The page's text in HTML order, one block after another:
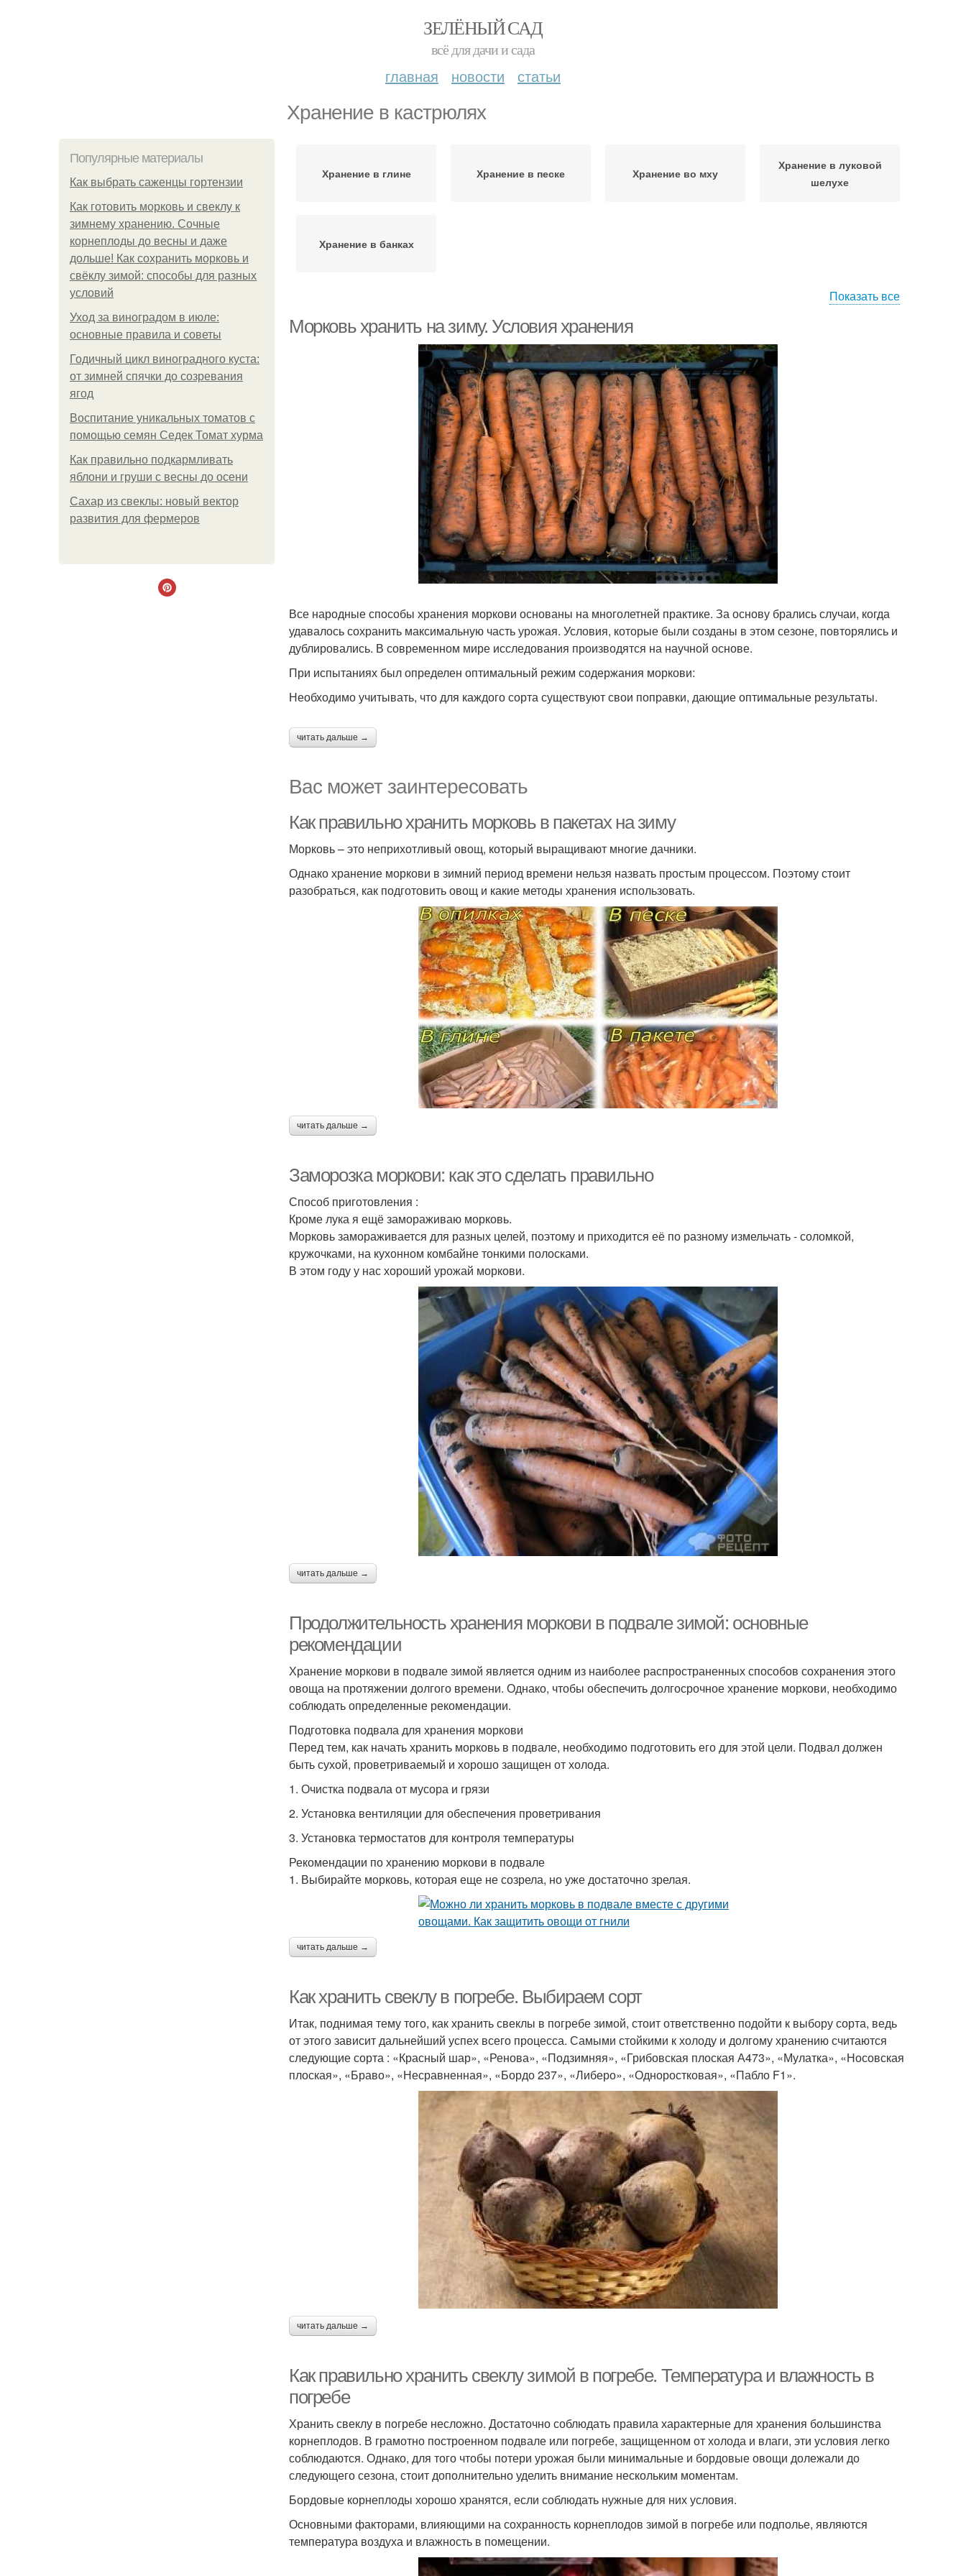
ЗЕЛЁНЫЙ САД
всё для дачи и сада
главная новости статьи
Хранение в кастрюлях
Популярные материалы
Как выбрать саженцы гортензии
Как готовить морковь и свеклу к
зимнему хранению. Сочные
корнеплоды до весны и даже
дольше! Как сохранить морковь и
свёклу зимой: способы для разных
условий
Уход за виноградом в июле:
основные правила и советы
Годичный цикл виноградного куста:
от зимней спячки до созревания
ягод
Воспитание уникальных томатов с
помощью семян Седек Томат хурма
Как правильно подкармливать
яблони и груши с весны до осени
Сахар из свеклы: новый вектор
развития для фермеров
Хранение в глине Хранение в песке Хранение во мху
Хранение в луковой
шелухе
Хранение в банках
Показать все
Морковь хранить на зиму. Условия хранения
Все народные способы хранения моркови основаны на многолетней практике. За основу брались случаи, когда
удавалось сохранить максимальную часть урожая. Условия, которые были созданы в этом сезоне, повторялись и
дублировались. В современном мире исследования производятся на научной основе.
При испытаниях был определен оптимальный режим содержания моркови:
Необходимо учитывать, что для каждого сорта существуют свои поправки, дающие оптимальные результаты.
читать дальше →
Вас может заинтересовать
Как правильно хранить морковь в пакетах на зиму
Морковь – это неприхотливый овощ, который выращивают многие дачники.
Однако хранение моркови в зимний период времени нельзя назвать простым процессом. Поэтому стоит
разобраться, как подготовить овощ и какие методы хранения использовать.
читать дальше →
Заморозка моркови: как это сделать правильно
Способ приготовления :
Кроме лука я ещё замораживаю морковь.
Морковь замораживается для разных целей, поэтому и приходится её по разному измельчать - соломкой,
кружочками, на кухонном комбайне тонкими полосками.
В этом году у нас хороший урожай моркови.
читать дальше →
Продолжительность хранения моркови в подвале зимой: основные
рекомендации
Хранение моркови в подвале зимой является одним из наиболее распространенных способов сохранения этого
овоща на протяжении долгого времени. Однако, чтобы обеспечить долгосрочное хранение моркови, необходимо
соблюдать определенные рекомендации.
Подготовка подвала для хранения моркови
Перед тем, как начать хранить морковь в подвале, необходимо подготовить его для этой цели. Подвал должен
быть сухой, проветриваемый и хорошо защищен от холода.
1. Очистка подвала от мусора и грязи
2. Установка вентиляции для обеспечения проветривания
3. Установка термостатов для контроля температуры
Рекомендации по хранению моркови в подвале
1. Выбирайте морковь, которая еще не созрела, но уже достаточно зрелая.
читать дальше →
Как хранить свеклу в погребе. Выбираем сорт
Итак, поднимая тему того, как хранить свеклы в погребе зимой, стоит ответственно подойти к выбору сорта, ведь
от этого зависит дальнейший успех всего процесса. Самыми стойкими к холоду и долгому хранению считаются
следующие сорта : «Красный шар», «Ренова», «Подзимняя», «Грибовская плоская А473», «Мулатка», «Носовская
плоская», «Браво», «Несравненная», «Бордо 237», «Либеро», «Одноростковая», «Пабло F1».
читать дальше →
Как правильно хранить свеклу зимой в погребе. Температура и влажность в
погребе
Хранить свеклу в погребе несложно. Достаточно соблюдать правила характерные для хранения большинства
корнеплодов. В грамотно построенном подвале или погребе, защищенном от холода и влаги, эти условия легко
соблюдаются. Однако, для того чтобы потери урожая были минимальные и бордовые овощи долежали до
следующего сезона, стоит дополнительно уделить внимание нескольким моментам.
Бордовые корнеплоды хорошо хранятся, если соблюдать нужные для них условия.
Основными факторами, влияющими на сохранность корнеплодов зимой в погребе или подполье, являются
температура воздуха и влажность в помещении.